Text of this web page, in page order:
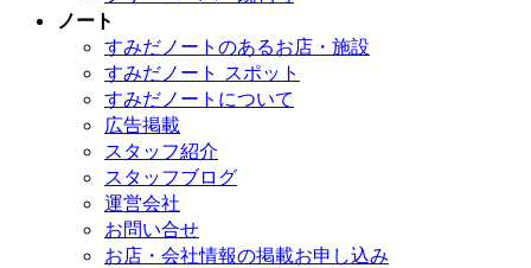
ノート
すみだノートのあるお店・施設
すみだノート スポット
すみだノートについて
広告掲載
スタッフ紹介
スタッフブログ
運営会社
お問い合せ
お店・会社情報の掲載お申し込み